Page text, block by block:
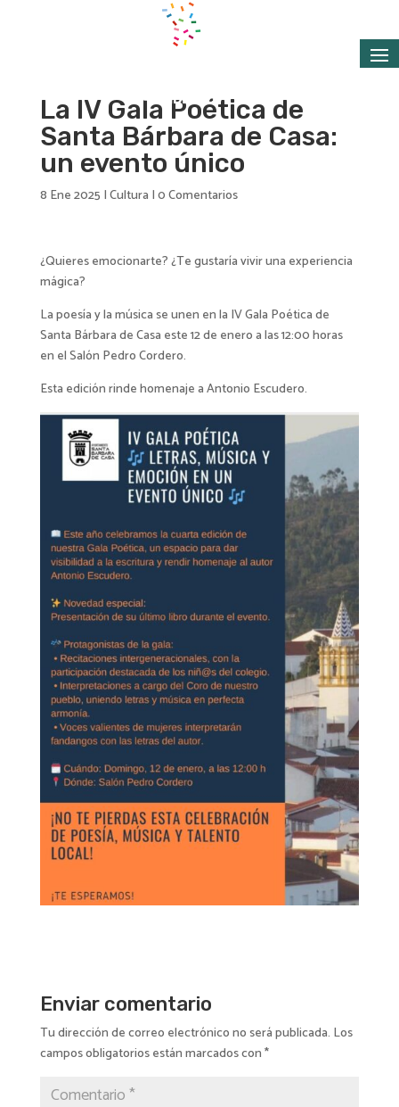
La IV Gala Poética de
Santa Bárbara de Casa:
un evento único
8 Ene 2025 |Cultura |0 Comentarios
¿Quieres emocionarte? ¿Te gustaría vivir una experiencia
mágica?
La poesía y la música se unen en la IV Gala Poética de
Santa Bárbara de Casa este 12 de enero a las 12:00 horas
en el Salón Pedro Cordero.
Esta edición rinde homenaje a Antonio Escudero.
Enviar comentario
Tu dirección de correo electrónico no será publicada. Los
campos obligatorios están marcados con*